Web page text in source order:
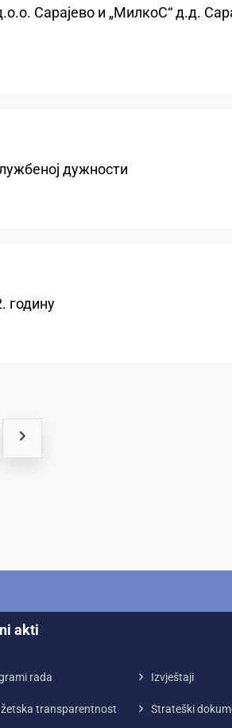
Сарајево и „МилкоС“ д.д.
дужности
годину
akti
rada Izvještaji
transparentnost
Strateški